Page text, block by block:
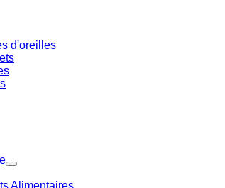
d'oreilles
Alimentaires